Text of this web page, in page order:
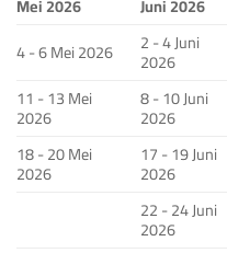
Mei 2026 Juni 2026
4 - 6 Mei 2026
2 - 4 Juni
2026
11 - 13 Mei
2026
8 - 10 Juni
2026
18 - 20 Mei
2026
17 - 19 Juni
2026
22 - 24 Juni
2026